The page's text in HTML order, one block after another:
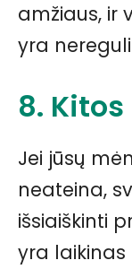
amžiaus, ir
yra
8.
Jei jūsų
neateina,
išsiaiškinti
yra